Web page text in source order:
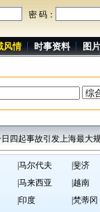
密 码：
风情 时事资料 图
起事故引发上海最大规
|马尔代夫
|斐济
|马来西亚
|越南
|印度
|梵蒂冈